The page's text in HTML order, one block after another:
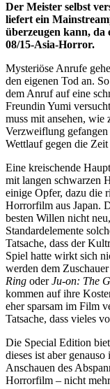
Der Meister selbst
liefert ein
überzeugen kann,
08/15-Asia-Horror.
Mysteriöse Anrufe
den eigenen Tod an.
dem Anruf auf eine
Freundin Yumi
muss mit ansehen, wie
Verzweiflung
Wettlauf gegen die
Eine kreischende
mit langen schwarzen
einige Opfer, dazu die
Horrorfilm aus Japan.
besten Willen nicht
Standardelemente
Tatsache, dass der
Spiel hatte wirkt sich
werden dem
Ring oderJu-on: The
kommen auf ihre
eher sparsam im Film
Tatsache, dass vieles
Die Special Edition
dieses ist aber
Anschauen des
Horrorfilm – nicht